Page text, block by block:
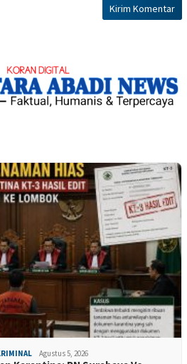
Agustus 5, 2026